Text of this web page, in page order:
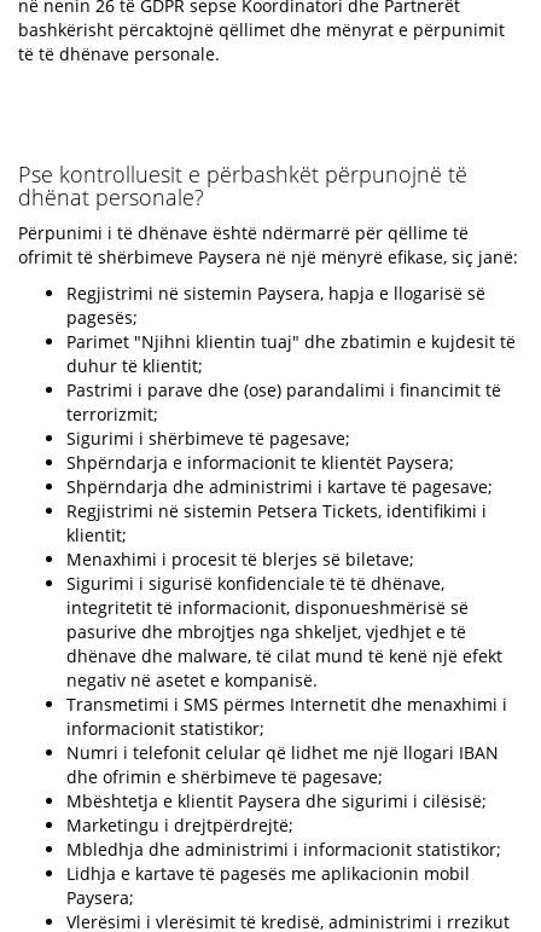
në nenin 26 të GDPR sepse Koordinatori dhe Partnerët
bashkërisht përcaktojnë qëllimet dhe mënyrat e përpunimit
të të dhënave personale.
Pse kontrolluesit e përbashkët përpunojnë të
dhënat personale?
Përpunimi i të dhënave është ndërmarrë për qëllime të
ofrimit të shërbimeve Paysera në një mënyrë efikase, siç janë:
Regjistrimi në sistemin Paysera, hapja e llogarisë së
pagesës;
Parimet "Njihni klientin tuaj" dhe zbatimin e kujdesit të
duhur të klientit;
Pastrimi i parave dhe (ose) parandalimi i financimit të
terrorizmit;
Sigurimi i shërbimeve të pagesave;
Shpërndarja e informacionit te klientët Paysera;
Shpërndarja dhe administrimi i kartave të pagesave;
Regjistrimi në sistemin Petsera Tickets, identifikimi i
klientit;
Menaxhimi i procesit të blerjes së biletave;
Sigurimi i sigurisë konfidenciale të të dhënave,
integritetit të informacionit, disponueshmërisë së
pasurive dhe mbrojtjes nga shkeljet, vjedhjet e të
dhënave dhe malware, të cilat mund të kenë një efekt
negativ në asetet e kompanisë.
Transmetimi i SMS përmes Internetit dhe menaxhimi i
informacionit statistikor;
Numri i telefonit celular që lidhet me një llogari IBAN
dhe ofrimin e shërbimeve të pagesave;
Mbështetja e klientit Paysera dhe sigurimi i cilësisë;
Marketingu i drejtpërdrejtë;
Mbledhja dhe administrimi i informacionit statistikor;
Lidhja e kartave të pagesës me aplikacionin mobil
Paysera;
Vlerësimi i vlerësimit të kredisë, administrimi i rrezikut